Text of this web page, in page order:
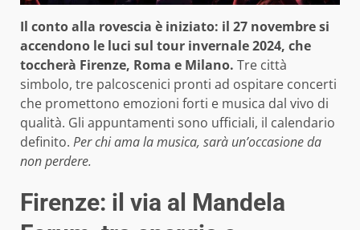
Il conto alla rovescia è iniziato: il 27 novembre si
accendono le luci sul tour invernale 2024, che
toccherà Firenze, Roma e Milano. Tre città
simbolo, tre palcoscenici pronti ad ospitare concerti
che promettono emozioni forti e musica dal vivo di
qualità. Gli appuntamenti sono ufficiali, il calendario
definito. Per chi ama la musica, sarà un’occasione da
non perdere.
Firenze: il via al Mandela